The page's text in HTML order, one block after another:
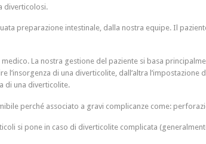
diverticolosi.
preparazione intestinale, dalla nostra equipe. Il
La nostra gestione del paziente si basa
l’insorgenza di una diverticolite, dall’altra
di una diverticolite.
perché associato a gravi complicanze come:
si pone in caso di diverticolite complicata